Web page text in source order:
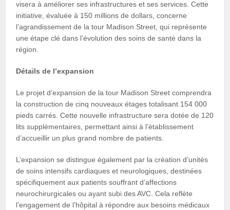
visera à améliorer ses infrastructures et ses services. Cette
initiative, évaluée à 150 millions de dollars, concerne
l’agrandissement de la tour Madison Street, qui représente
une étape clé dans l’évolution des soins de santé dans la
région.
Détails de l’expansion
Le projet d’expansion de la tour Madison Street comprendra
la construction de cinq nouveaux étages totalisant 154 000
pieds carrés. Cette nouvelle infrastructure sera dotée de 120
lits supplémentaires, permettant ainsi à l’établissement
d’accueillir un plus grand nombre de patients.
L’expansion se distingue également par la création d’unités
de soins intensifs cardiaques et neurologiques, destinées
spécifiquement aux patients souffrant d’affections
neurochirurgicales ou ayant subi des AVC. Cela reflète
l’engagement de l’hôpital à répondre aux besoins médicaux